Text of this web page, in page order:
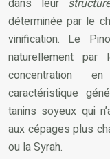
dans leur
déterminée par le
vinification. Le
naturellement
concentration
caractéristique
tanins soyeux qui
aux cépages plus
ou la Syrah.